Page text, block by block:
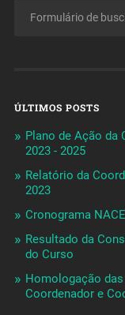
ÚLTIMOS POSTS
Plano de Ação da
2023 - 2025
Relatório da
2023
Cronograma
Resultado da
do Curso
Homologação
Coordenador e